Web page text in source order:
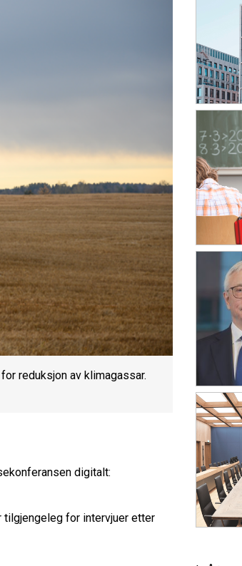
reduksjon av klimagassar.
digitalt:
tilgjengeleg for intervjuer etter